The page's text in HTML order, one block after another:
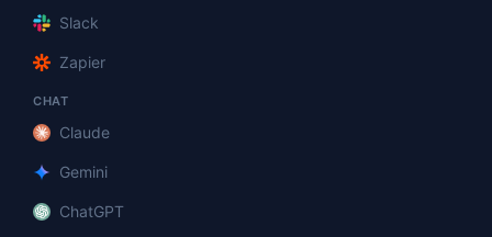
Slack
Zapier
CHAT
Claude
Gemini
ChatGPT